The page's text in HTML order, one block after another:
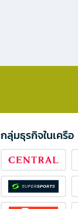
กลุ่มธุรกิจในเครือ